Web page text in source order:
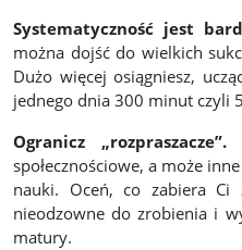
Systematyczność jest
można dojść do wielkich
Dużo więcej osiągniesz,
jednego dnia 300 minut czyli
Ogranicz „rozpraszacze”.
społecznościowe, a może
nauki. Oceń, co zabiera
nieodzowne do zrobienia i
matury.